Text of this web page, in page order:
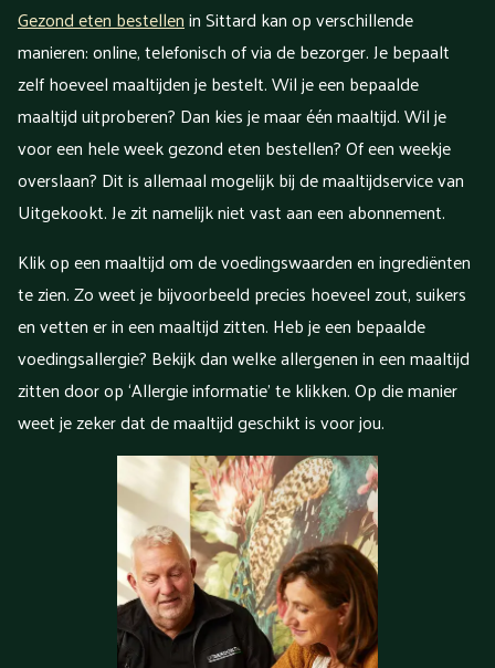
Gezond eten bestellenin Sittard kan op verschillende
manieren: online, telefonisch of via de bezorger. Je bepaalt
zelf hoeveel maaltijden je bestelt. Wil je een bepaalde
maaltijd uitproberen? Dan kies je maar één maaltijd. Wil je
voor een hele week gezond eten bestellen? Of een weekje
overslaan? Dit is allemaal mogelijk bij de maaltijdservice van
Uitgekookt. Je zit namelijk niet vast aan een abonnement.
Klik op een maaltijd om de voedingswaarden en ingrediënten
te zien. Zo weet je bijvoorbeeld precies hoeveel zout, suikers
en vetten er in een maaltijd zitten. Heb je een bepaalde
voedingsallergie? Bekijk dan welke allergenen in een maaltijd
zitten door op ‘Allergie informatie’ te klikken. Op die manier
weet je zeker dat de maaltijd geschikt is voor jou.